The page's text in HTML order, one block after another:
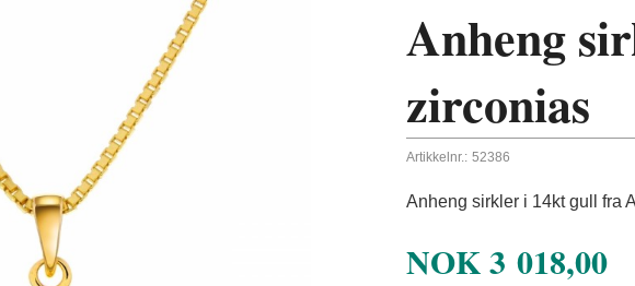
Anheng
zirconias
Artikkelnr.: 52386
Anheng sirkler i 14kt gull fra
NOK3 018,00